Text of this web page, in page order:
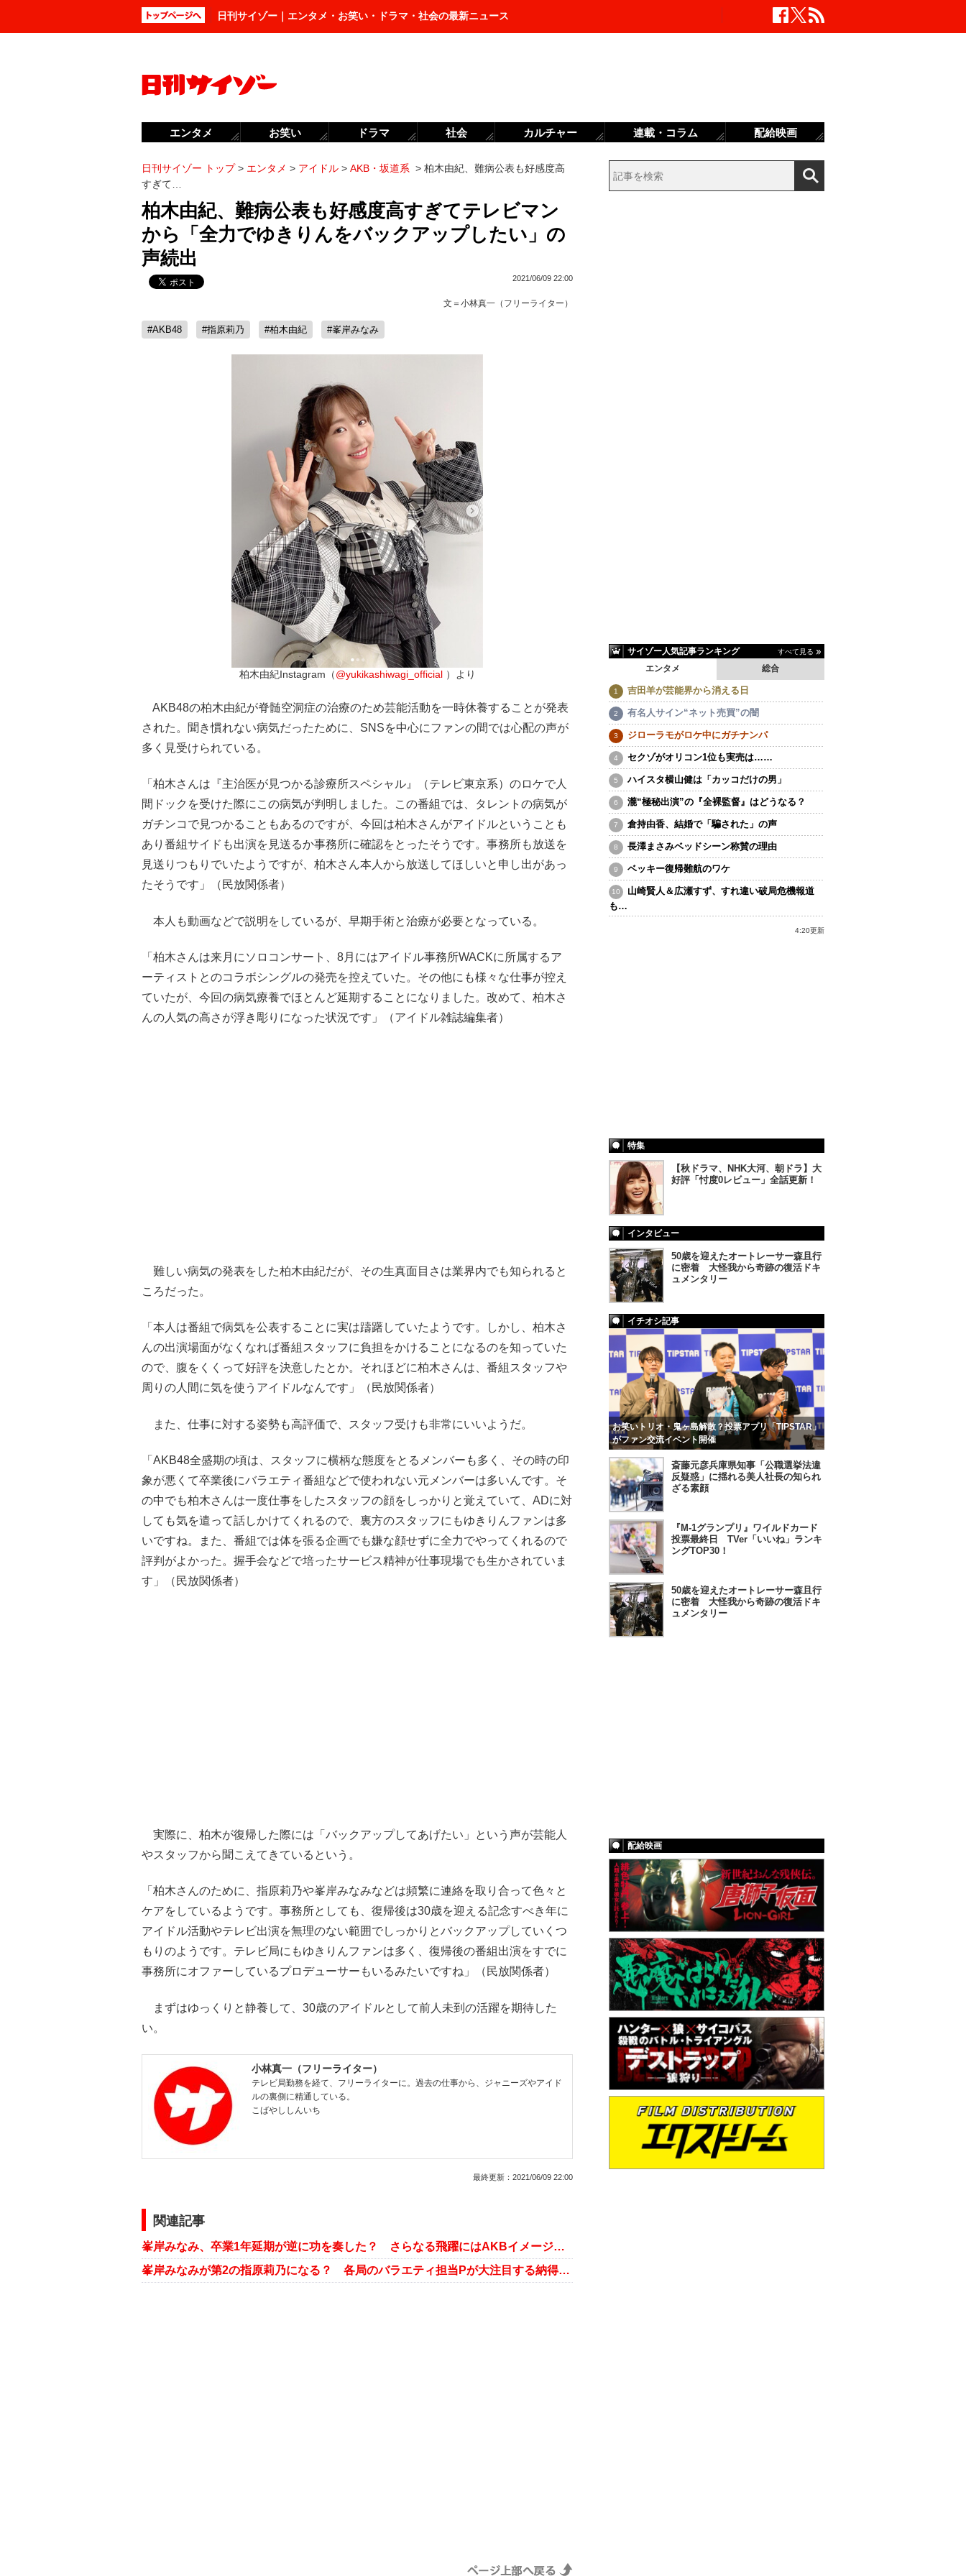
日刊サイゾー｜エンタメ・お笑い・ドラマ・社会の最新ニュース
日刊サイゾー トップ> エンタメ > アイドル > AKB・坂道系 > 柏木由紀、難病公表も好感度高
すぎて…
柏木由紀、難病公表も好感度高すぎてテレビマン
から「全力でゆきりんをバックアップしたい」の
声続出
2021/06/09 22:00
文＝ 小林真一（フリーライター）
#AKB48 #指原莉乃 #柏木由紀 #峯岸みなみ
柏木由紀Instagram（ @yukikashiwagi_official ）より
AKB48の柏木由紀が脊髄空洞症の治療のため芸能活動を一時休養することが発表
された。聞き慣れない病気だったために、SNSを中心にファンの間では心配の声が
多く見受けられている。
「柏木さんは『主治医が見つかる診療所スペシャル』（テレビ東京系）のロケで人
間ドックを受けた際にこの病気が判明しました。この番組では、タレントの病気が
ガチンコで見つかることもあるのですが、今回は柏木さんがアイドルということも
あり番組サイドも出演を見送るか事務所に確認をとったそうです。事務所も放送を
見送りつもりでいたようですが、柏木さん本人から放送してほしいと申し出があっ
たそうです」（民放関係者）
本人も動画などで説明をしているが、早期手術と治療が必要となっている。
「柏木さんは来月にソロコンサート、8月にはアイドル事務所WACKに所属するア
ーティストとのコラボシングルの発売を控えていた。その他にも様々な仕事が控え
ていたが、今回の病気療養でほとんど延期することになりました。改めて、柏木さ
んの人気の高さが浮き彫りになった状況です」（アイドル雑誌編集者）
難しい病気の発表をした柏木由紀だが、その生真面目さは業界内でも知られると
ころだった。
「本人は番組で病気を公表することに実は躊躇していたようです。しかし、柏木さ
んの出演場面がなくなれば番組スタッフに負担をかけることになるのを知っていた
ので、腹をくくって好評を決意したとか。それほどに柏木さんは、番組スタッフや
周りの人間に気を使うアイドルなんです」（民放関係者）
また、仕事に対する姿勢も高評価で、スタッフ受けも非常にいいようだ。
「AKB48全盛期の頃は、スタッフに横柄な態度をとるメンバーも多く、その時の印
象が悪くて卒業後にバラエティ番組などで使われない元メンバーは多いんです。そ
の中でも柏木さんは一度仕事をしたスタッフの顔をしっかりと覚えていて、ADに対
しても気を遣って話しかけてくれるので、裏方のスタッフにもゆきりんファンは多
いですね。また、番組では体を張る企画でも嫌な顔せずに全力でやってくれるので
評判がよかった。握手会などで培ったサービス精神が仕事現場でも生かされていま
す」（民放関係者）
実際に、柏木が復帰した際には「バックアップしてあげたい」という声が芸能人
やスタッフから聞こえてきているという。
「柏木さんのために、指原莉乃や峯岸みなみなどは頻繁に連絡を取り合って色々と
ケアをしているようです。事務所としても、復帰後は30歳を迎える記念すべき年に
アイドル活動やテレビ出演を無理のない範囲でしっかりとバックアップしていくつ
もりのようです。テレビ局にもゆきりんファンは多く、復帰後の番組出演をすでに
事務所にオファーしているプロデューサーもいるみたいですね」（民放関係者）
まずはゆっくりと静養して、30歳のアイドルとして前人未到の活躍を期待した
い。
小林真一（フリーライター）
テレビ局勤務を経て、フリーライターに。過去の仕事から、ジャニーズやアイド
ルの裏側に精通している。
こばやししんいち
最終更新： 2021/06/09 22:00
関連記事
峯岸みなみ、卒業1年延期が逆に功を奏した？ さらなる飛躍にはAKBイメージ払拭と禁欲が必要か
峯岸みなみが第2の指原莉乃になる？ 各局のバラエティ担当Pが大注目する納得の理由
サイゾー人気記事ランキング すべて見る
エンタメ 総合
吉田羊が芸能界から消える日
有名人サイン“ネット売買”の闇
ジローラモがロケ中にガチナンパ
セクゾがオリコン1位も実売は……
ハイスタ横山健は「カッコだけの男」
瀧“極秘出演”の『全裸監督』はどうなる？
倉持由香、結婚で「騙された」の声
長澤まさみベッドシーン称賛の理由
ベッキー復帰難航のワケ
山崎賢人＆広瀬すず、すれ違い破局危機報道
も…
4:20更新
特集
【秋ドラマ、NHK大河、朝ドラ】大
好評「忖度0レビュー」全話更新！
インタビュー
50歳を迎えたオートレーサー森且行
に密着 大怪我から奇跡の復活ドキ
ュメンタリー
イチオシ記事
お笑いトリオ・鬼ヶ島解散？投票アプリ「TIPSTAR」
がファン交流イベント開催
斎藤元彦兵庫県知事「公職選挙法違
反疑惑」に揺れる美人社長の知られ
ざる素顔
『M-1グランプリ』ワイルドカード
投票最終日 TVer「いいね」ランキ
ングTOP30！
50歳を迎えたオートレーサー森且行
に密着 大怪我から奇跡の復活ドキ
ュメンタリー
配給映画
エンタメ お笑い ドラマ 社会 カルチャー 連載・コラム 配給映画